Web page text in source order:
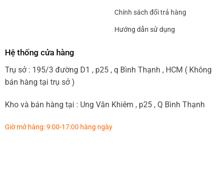
Chính sách đổi trả hàng
Hướng dẫn sử dụng
Hệ thống cửa hàng
Trụ sở : 195/3 đường D1 , p25 , q Bình Thạnh , HCM ( Không
bán hàng tại trụ sở )
Kho và bán hàng tại : Ung Văn Khiêm , p25 , Q Bình Thạnh
Giờ mở hàng: 9:00-17:00 hàng ngày